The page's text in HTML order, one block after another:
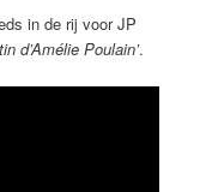
in de rij voor JP
d’Amélie Poulain’.